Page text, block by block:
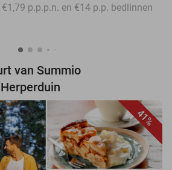
€1,79 p.p.p.n. en €14 p.p. bedlinnen
van Summio
41%